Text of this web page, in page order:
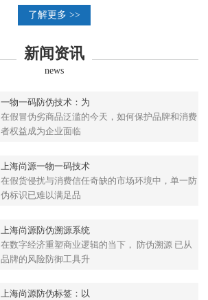
了解更多 >>
新闻资讯
news
一物一码防伪技术：为
在假冒伪劣商品泛滥的今天，如何保护品牌和消费
者权益成为企业面临
上海尚源一物一码技术
在假货侵扰与消费信任奇缺的市场环境中，单一防
伪标识已难以满足品
上海尚源防伪溯源系统
在数字经济重塑商业逻辑的当下， 防伪溯源 已从
品牌的风险防御工具升
上海尚源防伪标签：以